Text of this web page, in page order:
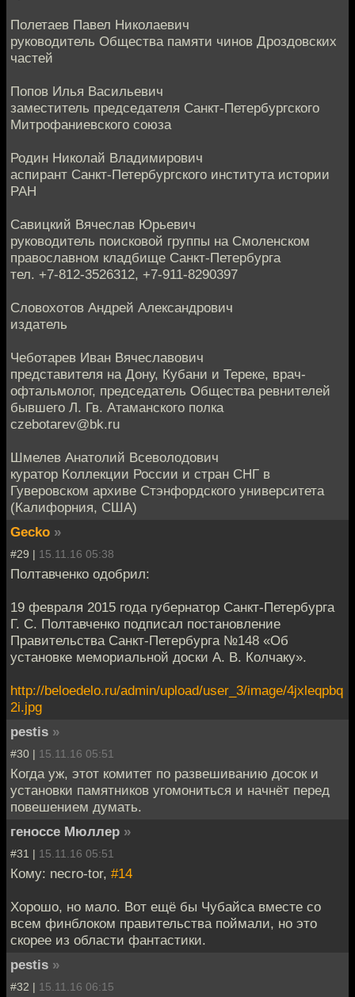
Полетаев Павел Николаевич
руководитель Общества памяти чинов Дроздовских
частей
Попов Илья Васильевич
заместитель председателя Санкт-Петербургского
Митрофаниевского союза
Родин Николай Владимирович
аспирант Санкт-Петербургского института истории
РАН
Савицкий Вячеслав Юрьевич
руководитель поисковой группы на Смоленском
православном кладбище Санкт-Петербурга
тел. +7-812-3526312, +7-911-8290397
Словохотов Андрей Александрович
издатель
Чеботарев Иван Вячеславович
представителя на Дону, Кубани и Тереке, врач-
офтальмолог, председатель Общества ревнителей
бывшего Л. Гв. Атаманского полка
czebotarev@bk.ru
Шмелев Анатолий Всеволодович
куратор Коллекции России и стран СНГ в
Гуверовском архиве Стэнфордского университета
(Калифорния, США)
Gecko »
#29 | 15.11.16 05:38
Полтавченко одобрил:
19 февраля 2015 года губернатор Санкт-Петербурга
Г. С. Полтавченко подписал постановление
Правительства Санкт-Петербурга №148 «Об
установке мемориальной доски А. В. Колчаку».
http://beloedelo.ru/admin/upload/user_3/image/4jxleqpbq
2i.jpg
pestis »
#30 | 15.11.16 05:51
Когда уж, этот комитет по развешиванию досок и
установки памятников угомониться и начнёт перед
повешением думать.
геноссе Мюллер »
#31 | 15.11.16 05:51
Кому: necro-tor, #14
Хорошо, но мало. Вот ещё бы Чубайса вместе со
всем финблоком правительства поймали, но это
скорее из области фантастики.
pestis »
#32 | 15.11.16 06:15